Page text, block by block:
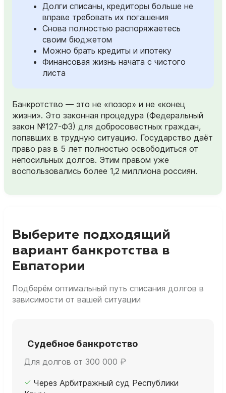
Долги списаны, кредиторы больше не
вправе требовать их погашения
Снова полностью распоряжаетесь
своим бюджетом
Можно брать кредиты и ипотеку
Финансовая жизнь начата с чистого
листа
Банкротство — это не «позор» и не «конец
жизни». Это законная процедура (Федеральный
закон №127-ФЗ) для добросовестных граждан,
попавших в трудную ситуацию. Государство даёт
право раз в 5 лет полностью освободиться от
непосильных долгов. Этим правом уже
воспользовались более 1,2 миллиона россиян.
Выберите подходящий
вариант банкротства в
Евпатории
Подберём оптимальный путь списания долгов в
зависимости от вашей ситуации
Судебное банкротство
Для долгов от 300 000 ₽
Через Арбитражный суд Республики